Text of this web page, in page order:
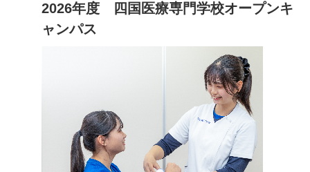
2026年度 四国医療専門学校オープンキ
ャンパス